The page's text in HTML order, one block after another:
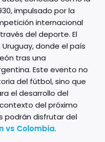
impulsado por la
internacional
del deporte. El
donde el país
tras una
Este evento no
del fútbol, sino que
el desarrollo del
del próximo
podrán disfrutar del
vs Colombia.